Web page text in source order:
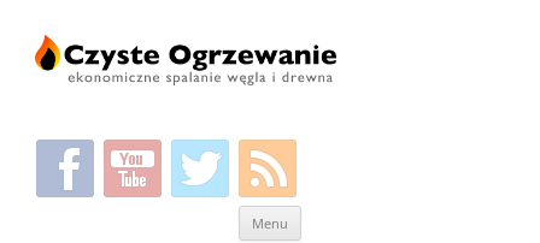
Menu